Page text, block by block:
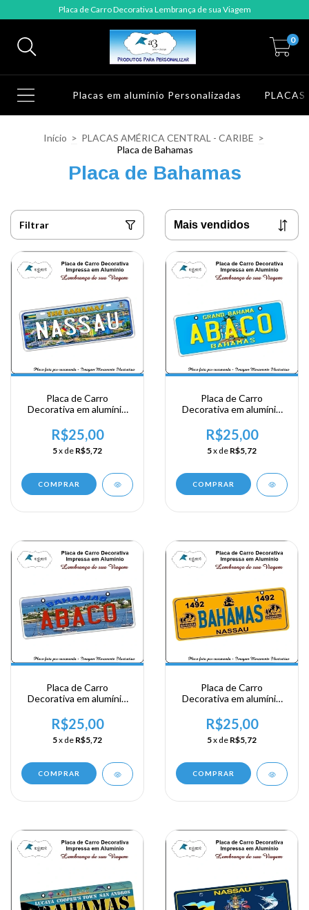
Placa de Carro Decorativa Lembrança de sua Viagem
0
Placas em alumínio Personalizadas PLACAS
Início > PLACAS AMÉRICA CENTRAL - CARIBE >
Placa de Bahamas
Placa de Bahamas
Filtrar
Placa de Carro
Decorativa em alumínio
The Bahamas - Nassau
R$25,00
5x de R$5,72
COMPRAR
Placa de Carro
Decorativa em alumínio
The Bahamas - Abaco
R$25,00
5x de R$5,72
COMPRAR
Placa de Carro
Decorativa em alumínio
The Bahamas - Abaco
R$25,00
5x de R$5,72
COMPRAR
Placa de Carro
Decorativa em alumínio
The Bahamas - Nassau
R$25,00
5x de R$5,72
COMPRAR